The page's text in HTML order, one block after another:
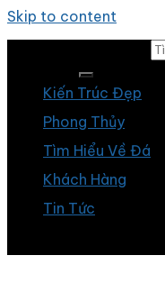
Skip to content
Kiến Trúc Đẹp
Phong Thủy
Tìm Hiểu Về Đá
Khách Hàng
Tin Tức